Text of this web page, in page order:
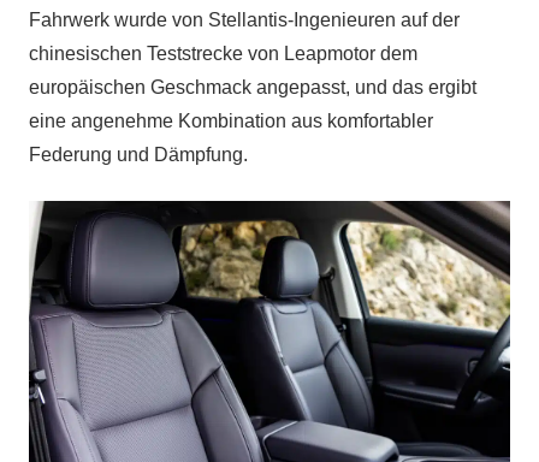
Fahrwerk wurde von Stellantis-Ingenieuren auf der
chinesischen Teststrecke von Leapmotor dem
europäischen Geschmack angepasst, und das ergibt
eine angenehme Kombination aus komfortabler
Federung und Dämpfung.